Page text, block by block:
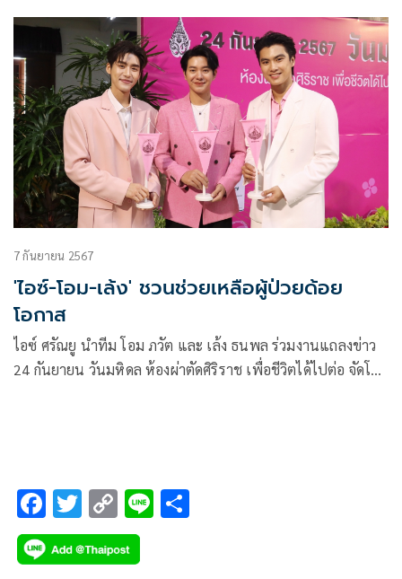
การศึกษาประจำปีให้กับน้อง ๆ ที่ด้อยโอกาส 10 ทุน และน้อง ๆ
ที่บกพร่องทางร่างกายและสติปัญญา 10 ทุน ทุนละ 10,000 บาท
ซึ่งปัจจุบันได้มอบทุนการศึกษาไปแล้วทั้งหมด 160 ทุน
7 กันยายน 2567
'ไอซ์-โอม-เล้ง' ชวนช่วยเหลือผู้ป่วยด้อย
โอกาส
ไอซ์ ศรัณยู นำทีม โอม ภวัต และ เล้ง ธนพล ร่วมงานแถลงข่าว
24 กันยายน วันมหิดล ห้องผ่าตัดศิริราช เพื่อชีวิตได้ไปต่อ จัดโดย
โดยมีแฟนคลับและประชาชนสนใจร่วมบริจาคเป็นจำนวนมาก
F
ac
e
T
wi
tt
C
o
p
Li